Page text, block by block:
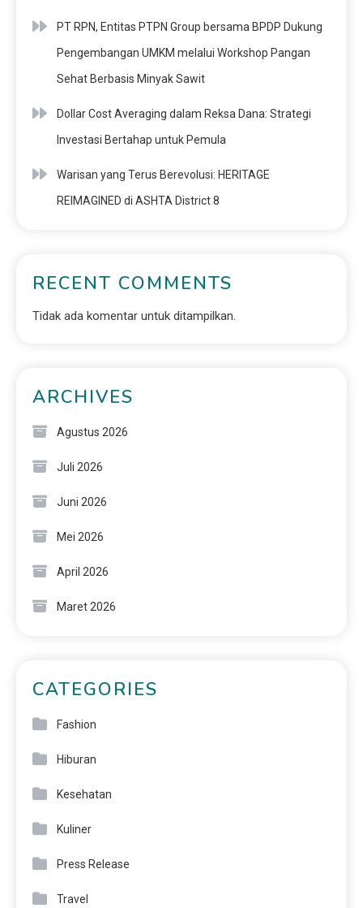
PT RPN, Entitas PTPN Group bersama BPDP Dukung
Pengembangan UMKM melalui Workshop Pangan
Sehat Berbasis Minyak Sawit
Dollar Cost Averaging dalam Reksa Dana: Strategi
Investasi Bertahap untuk Pemula
Warisan yang Terus Berevolusi: HERITAGE
REIMAGINED di ASHTA District 8
RECENT COMMENTS
Tidak ada komentar untuk ditampilkan.
ARCHIVES
Agustus 2026
Juli 2026
Juni 2026
Mei 2026
April 2026
Maret 2026
CATEGORIES
Fashion
Hiburan
Kesehatan
Kuliner
Press Release
Travel